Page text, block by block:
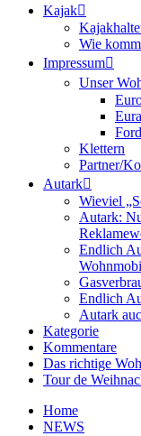
Kajak
Wie
Impressum
Unser
Klettern
Partner/
Autark
Wieviel
Autark:
Endlich
Endlich
Autark
Kategorie
Kommentare
Das richtige
Tour de
Home
NEWS